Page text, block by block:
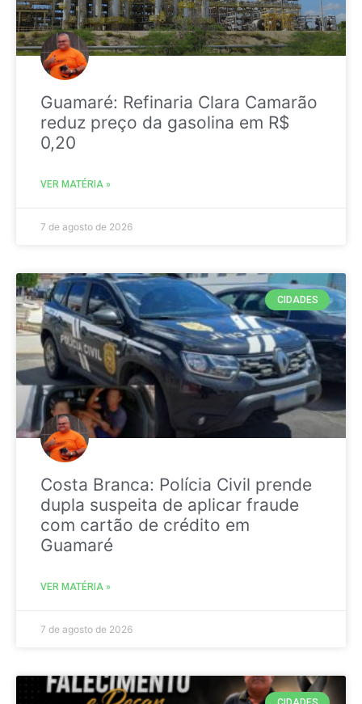
Guamaré: Refinaria Clara Camarão
reduz preço da gasolina em R$
0,20
VER MATÉRIA »
7 de agosto de 2026
CIDADES
Costa Branca: Polícia Civil prende
dupla suspeita de aplicar fraude
com cartão de crédito em
Guamaré
VER MATÉRIA »
7 de agosto de 2026